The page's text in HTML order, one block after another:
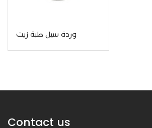
وردة سيل طبة زيت
Contact us